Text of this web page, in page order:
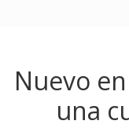
Nuevo
una